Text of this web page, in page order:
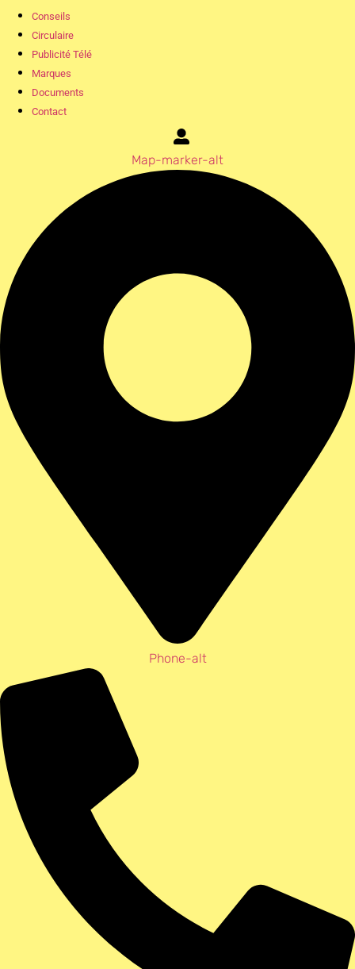
Conseils
Circulaire
Publicité Télé
Marques
Documents
Contact
Map-marker-alt
Phone-alt